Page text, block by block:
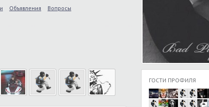
Объявления Вопросы
ГОСТИ ПРОФИЛЯ